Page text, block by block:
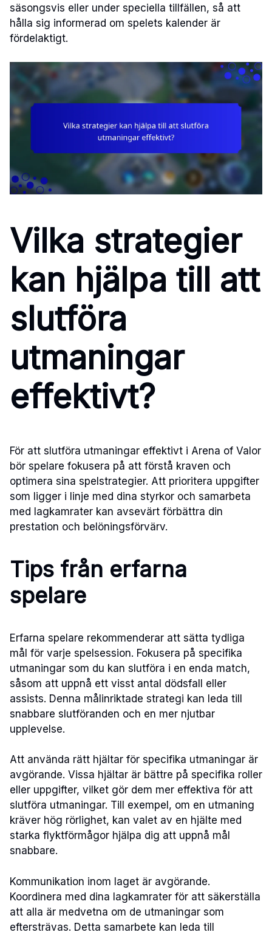
säsongsvis eller under speciella tillfällen, så att
hålla sig informerad om spelets kalender är
fördelaktigt.
Vilka strategier
kan hjälpa till att
slutföra
utmaningar
effektivt?
För att slutföra utmaningar effektivt i Arena of Valor
bör spelare fokusera på att förstå kraven och
optimera sina spelstrategier. Att prioritera uppgifter
som ligger i linje med dina styrkor och samarbeta
med lagkamrater kan avsevärt förbättra din
prestation och belöningsförvärv.
Tips från erfarna
spelare
Erfarna spelare rekommenderar att sätta tydliga
mål för varje spelsession. Fokusera på specifika
utmaningar som du kan slutföra i en enda match,
såsom att uppnå ett visst antal dödsfall eller
assists. Denna målinriktade strategi kan leda till
snabbare slutföranden och en mer njutbar
upplevelse.
Att använda rätt hjältar för specifika utmaningar är
avgörande. Vissa hjältar är bättre på specifika roller
eller uppgifter, vilket gör dem mer effektiva för att
slutföra utmaningar. Till exempel, om en utmaning
kräver hög rörlighet, kan valet av en hjälte med
starka flyktförmågor hjälpa dig att uppnå mål
snabbare.
Kommunikation inom laget är avgörande.
Koordinera med dina lagkamrater för att säkerställa
att alla är medvetna om de utmaningar som
eftersträvas. Detta samarbete kan leda till